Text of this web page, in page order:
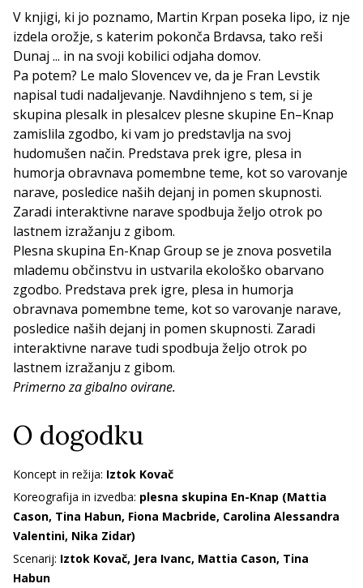
V knjigi, ki jo poznamo, Martin Krpan poseka lipo, iz nje
izdela orožje, s katerim pokonča Brdavsa, tako reši
Dunaj ... in na svoji kobilici odjaha domov.
Pa potem? Le malo Slovencev ve, da je Fran Levstik
napisal tudi nadaljevanje. Navdihnjeno s tem, si je
skupina plesalk in plesalcev plesne skupine En–Knap
zamislila zgodbo, ki vam jo predstavlja na svoj
hudomušen način. Predstava prek igre, plesa in
humorja obravnava pomembne teme, kot so varovanje
narave, posledice naših dejanj in pomen skupnosti.
Zaradi interaktivne narave spodbuja željo otrok po
lastnem izražanju z gibom.
Plesna skupina En-Knap Group se je znova posvetila
mlademu občinstvu in ustvarila ekološko obarvano
zgodbo. Predstava prek igre, plesa in humorja
obravnava pomembne teme, kot so varovanje narave,
posledice naših dejanj in pomen skupnosti. Zaradi
interaktivne narave tudi spodbuja željo otrok po
lastnem izražanju z gibom.
Primerno za gibalno ovirane.
O dogodku
Koncept in režija: Iztok Kovač
Koreografija in izvedba: plesna skupina En-Knap (Mattia
Cason, Tina Habun, Fiona Macbride, Carolina Alessandra
Valentini, Nika Zidar)
Scenarij: Iztok Kovač, Jera Ivanc, Mattia Cason, Tina
Habun